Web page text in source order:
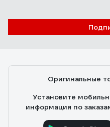
Оригинальные
Установите
информация по